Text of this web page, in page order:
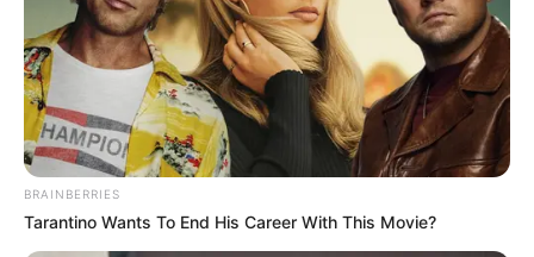
BRAINBERRIES
Tarantino Wants To End His Career With This Movie?